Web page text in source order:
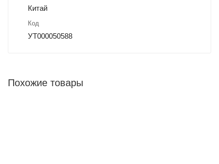
Китай
Код
УТ000050588
Похожие товары